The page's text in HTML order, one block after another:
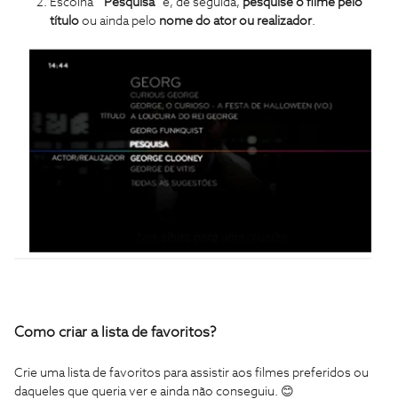
Escolha “ Pesquisa” e, de seguida, pesquise o filme pelo
título ou ainda pelo nome do ator ou realizador.
Como criar a lista de favoritos?
Crie uma lista de favoritos para assistir aos filmes preferidos ou
daqueles que queria ver e ainda não conseguiu. 😊